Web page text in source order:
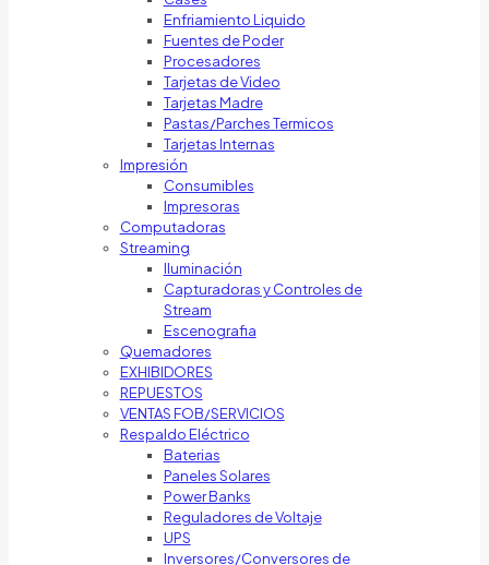
Enfriamiento Liquido
Fuentes de Poder
Procesadores
Tarjetas de Video
Tarjetas Madre
Pastas/Parches Termicos
Tarjetas Internas
Impresión
Consumibles
Impresoras
Computadoras
Streaming
Iluminación
Capturadoras y Controles de
Stream
Escenografia
Quemadores
EXHIBIDORES
REPUESTOS
VENTAS FOB/SERVICIOS
Respaldo Eléctrico
Baterias
Paneles Solares
Power Banks
Reguladores de Voltaje
UPS
Inversores/Conversores de